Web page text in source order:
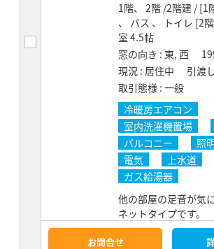
1階、 2階 /2階建 / [1
、 バス 、 トイレ [2
室 4.5帖
窓の向き
東, 西
現況 居住中 引渡
取引態様 一般
冷暖房エアコン
室内洗濯機置場
バルコニー
照
電気
上水道
ガス給湯器
他の部屋の足音が気
ネットタイプです。
お問合せ